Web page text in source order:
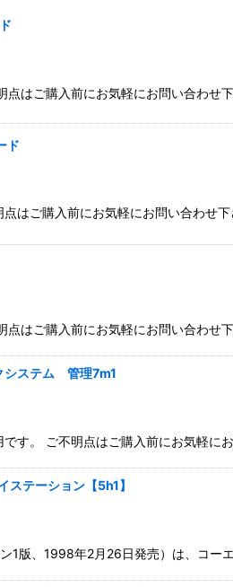
はご購入前にお気軽にお問い合わせ下
ド
はご購入前にお気軽にお問い合わせ下
はご購入前にお気軽にお問い合わせ下
ステム 管理7m1
す。 ご不明点はご購入前にお気軽にお
テーション【5h1】
1版、1998年2月26日発売）は、コ